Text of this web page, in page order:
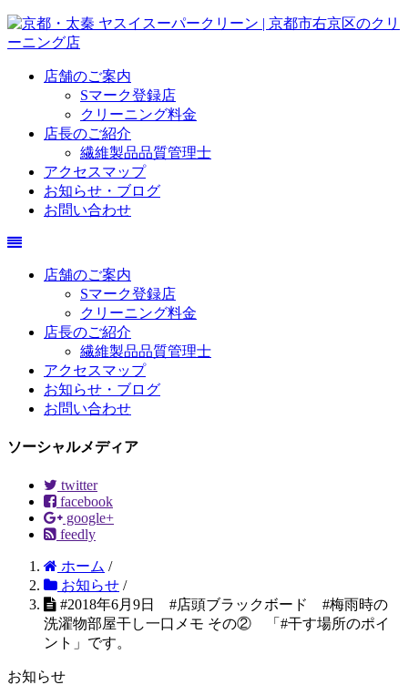
店舗のご案内
Sマーク登録店
クリーニング料金
店長のご紹介
繊維製品品質管理士
アクセスマップ
お知らせ・ブログ
お問い合わせ
店舗のご案内
Sマーク登録店
クリーニング料金
店長のご紹介
繊維製品品質管理士
アクセスマップ
お知らせ・ブログ
お問い合わせ
ソーシャルメディア
twitter
facebook
google+
feedly
ホーム /
お知らせ /
#2018年6月9日 #店頭ブラックボード #梅雨時の
洗濯物部屋干し一口メモ その② 「#干す場所のポイ
ント」です。
お知らせ